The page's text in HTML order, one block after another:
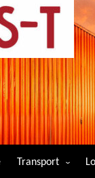
Transport